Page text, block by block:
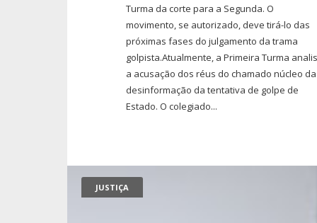
Turma da corte para a Segunda. O
movimento, se autorizado, deve tirá-lo das
próximas fases do julgamento da trama
golpista.Atualmente, a Primeira Turma
a acusação dos réus do chamado núcleo da
desinformação da tentativa de golpe de
Estado. O colegiado...
JUSTIÇA